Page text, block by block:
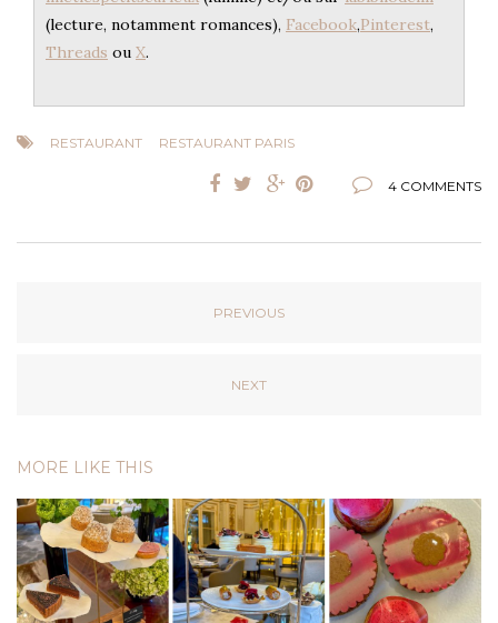
(lecture, notamment romances), Facebook,Pinterest,
Threads ou X.
RESTAURANT RESTAURANT PARIS
4 COMMENTS
PREVIOUS
NEXT
MORE LIKE THIS